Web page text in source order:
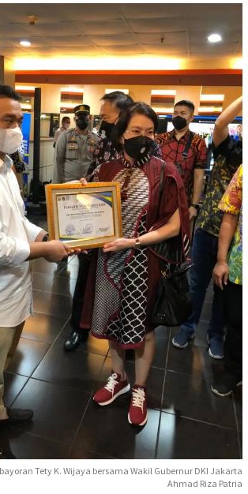
Tety K. Wijaya bersama Wakil Gubernur DKI Jakarta
Ahmad Riza Patria